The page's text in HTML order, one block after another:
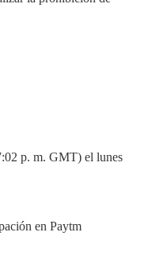
p. m. GMT) el lunes